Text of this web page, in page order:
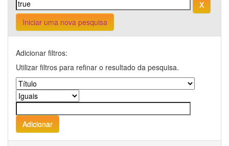
Iniciar uma nova pesquisa
Adicionar filtros:
Utilizar filtros para refinar o resultado da pesquisa.